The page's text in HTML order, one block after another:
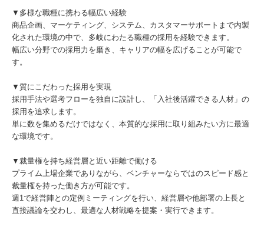
▼多様な職種に携わる幅広い経験
商品企画、マーケティング、システム、カスタマーサポートまで内製
化された環境の中で、多岐にわたる職種の採用を経験できます。
幅広い分野での採用力を磨き、キャリアの幅を広げることが可能で
す。
▼質にこだわった採用を実現
採用手法や選考フローを独自に設計し、「入社後活躍できる人材」の
採用を追求します。
単に数を集めるだけではなく、本質的な採用に取り組みたい方に最適
な環境です。
▼裁量権を持ち経営層と近い距離で働ける
プライム上場企業でありながら、ベンチャーならではのスピード感と
裁量権を持った働き方が可能です。
週1で経営陣との定例ミーティングを行い、経営層や他部署の上長と
直接議論を交わし、最適な人材戦略を提案・実行できます。